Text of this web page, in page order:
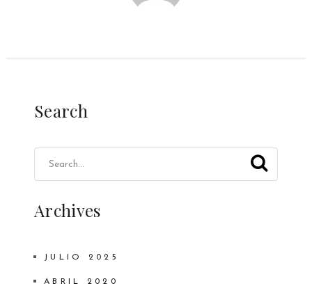
Search
Archives
JULIO 2025
ABRIL 2020